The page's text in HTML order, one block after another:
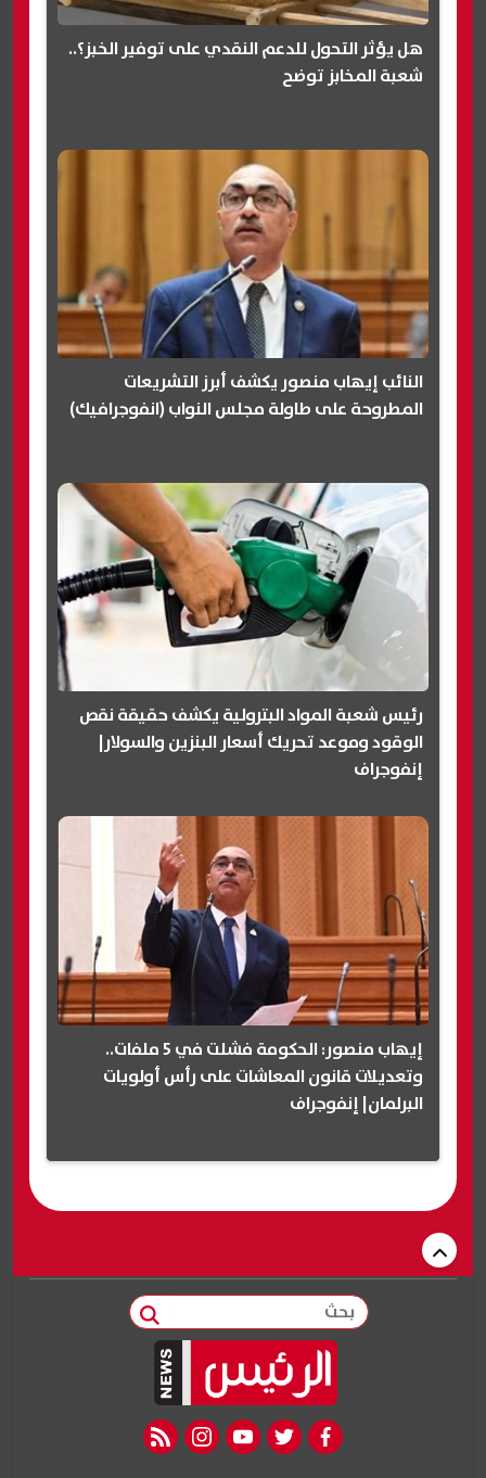
هل يؤثر التحول للدعم النقدي على توفير الخبز؟..
شعبة المخابز توضح
النائب إيهاب منصور يكشف أبرز التشريعات
المطروحة على طاولة مجلس النواب (انفوجرافيك)
رئيس شعبة المواد البترولية يكشف حقيقة نقص
الوقود وموعد تحريك أسعار البنزين والسولار|
إنفوجراف
إيهاب منصور: الحكومة فشلت في 5 ملفات..
وتعديلات قانون المعاشات على رأس أولويات
البرلمان| إنفوجراف
بحث
facebook
twitter
youtube
instagram
rss feed